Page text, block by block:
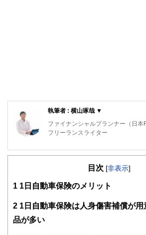
執筆者 : 横山琢哉 ▼
ファイナンシャルプランナー（日本
フリーランスライター
保険を得意ジャンルとするFP・フ
を売らずに1年で辞めた経験を持つ。
ます。
目次 [非表示]
1 1日自動車保険のメリット
2 1日自動車保険は人身傷害補償が
品が多い